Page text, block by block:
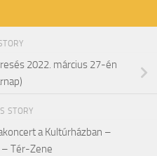
2022. március 27-én
STORY
a Kultúrházban –
– Tér-Zene